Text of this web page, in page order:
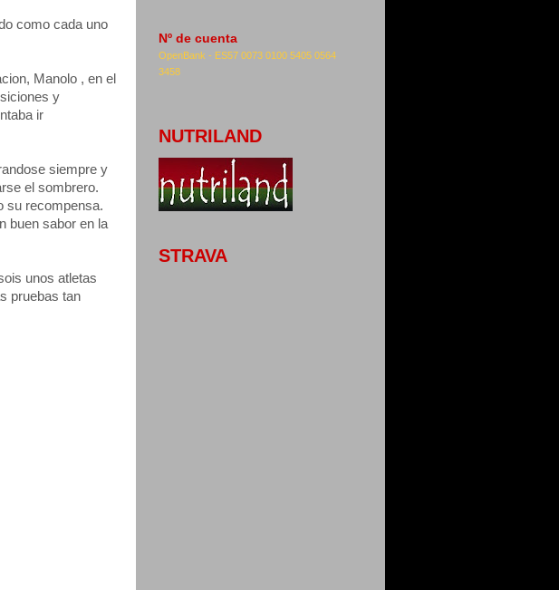
como cada uno
Manolo , en el
y
ir
siempre y
el sombrero.
su recompensa.
buen sabor en la
unos atletas
pruebas tan
Nº de cuenta
OpenBank - ES57 0073 0100 5405 0564
3458
NUTRILAND
STRAVA